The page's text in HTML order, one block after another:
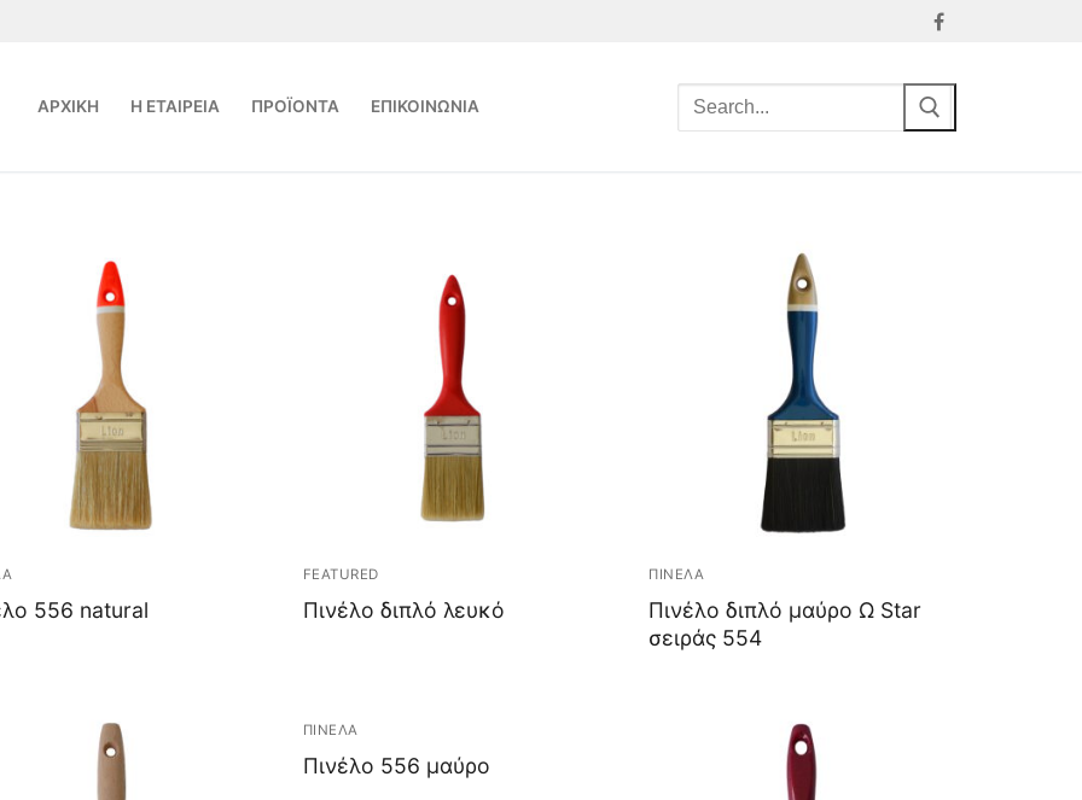
ΑΡΧΙΚΗ Η ΕΤΑΙΡΕΙΑ ΠΡΟΪΟΝΤΑ ΕΠΙΚΟΙΝΩΝΙΑ
Search
for:
556 natural
FEATURED
Πινέλο διπλό λευκό
ΠΙΝΕΛΑ
Πινέλο διπλό μαύρο Ω Star
σειράς 554
ΠΙΝΕΛΑ
Πινέλο 556 μαύρο